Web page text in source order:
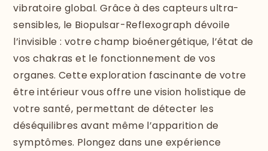
vibratoire global. Grâce à des capteurs ultra-
sensibles, le Biopulsar-Reflexograph dévoile
l’invisible : votre champ bioénergétique, l’état de
vos chakras et le fonctionnement de vos
organes. Cette exploration fascinante de votre
être intérieur vous offre une vision holistique de
votre santé, permettant de détecter les
déséquilibres avant même l’apparition de
symptômes. Plongez dans une expérience